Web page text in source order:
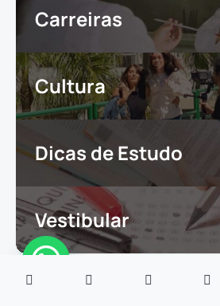
Carreiras
Cultura
Dicas de Estudo
Vestibular